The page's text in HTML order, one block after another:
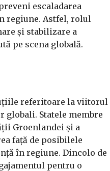
escaladarea
regiune. Astfel, rolul
și stabilizare a
pe scena globală.
referitoare la viitorul
globali. Statele membre
Groenlandei și a
față de posibilele
în regiune. Dincolo de
pentru o